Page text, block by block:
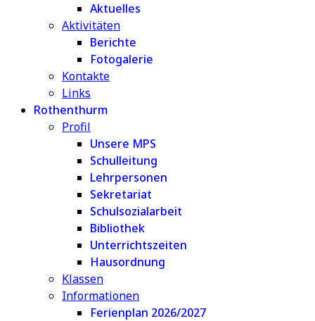
Aktuelles
Aktivitäten
Berichte
Fotogalerie
Kontakte
Links
Rothenthurm
Profil
Unsere MPS
Schulleitung
Lehrpersonen
Sekretariat
Schulsozialarbeit
Bibliothek
Unterrichtszeiten
Hausordnung
Klassen
Informationen
Ferienplan 2026/2027